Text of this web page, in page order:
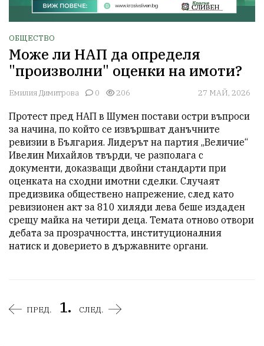
ОБЩЕСТВО
Може ли НАП да определя
"произволни" оценки на имоти?
Емилия Димитрова 0 206 27 МАЙ, 2026
Протест пред НАП в Шумен постави остри въпроси
за начина, по който се извършват данъчните
ревизии в България. Лидерът на партия „Величие“
Ивелин Михайлов твърди, че разполага с
документи, доказващи двойни стандарти при
оценката на сходни имотни сделки. Случаят
предизвика обществено напрежение, след като
ревизионен акт за 810 хиляди лева беше издаден
срещу майка на четири деца. Темата отново отвори
дебата за прозрачността, институционалния
натиск и доверието в държавните органи.
ПРЕД. 1. СЛЕД.